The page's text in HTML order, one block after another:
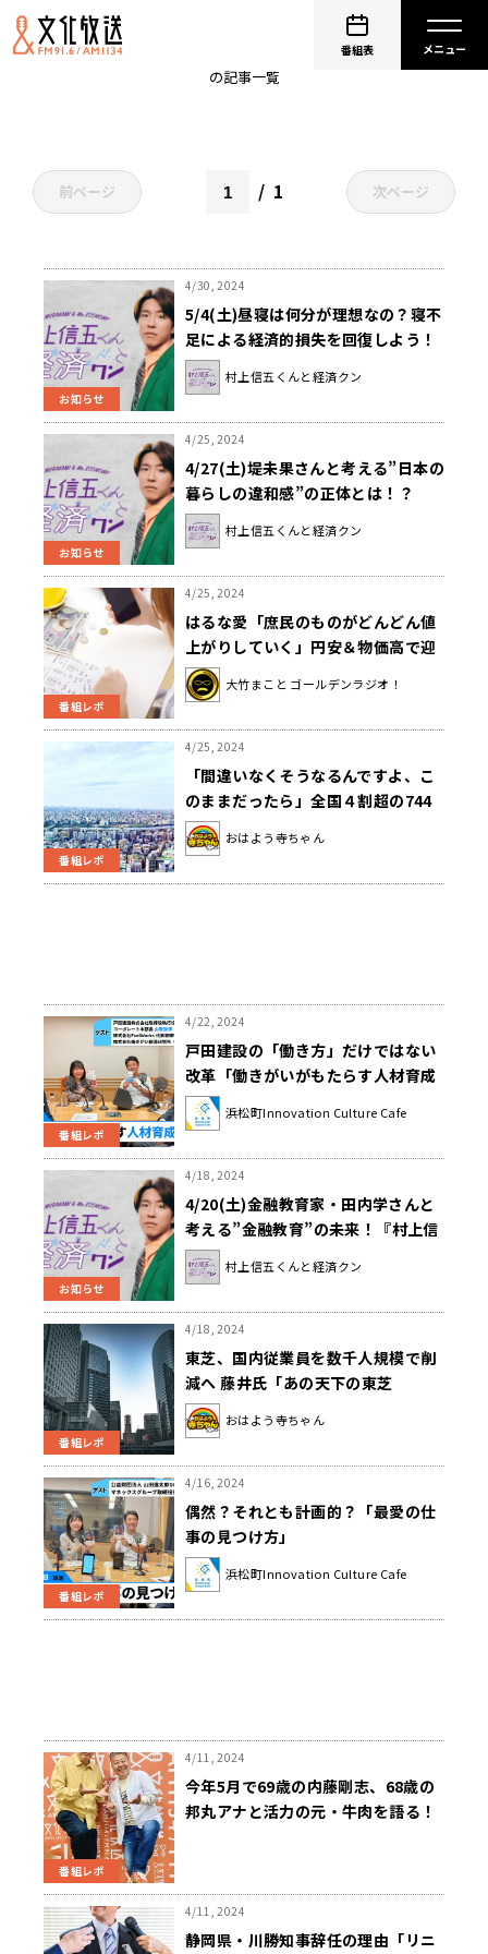
番組表
の記事一覧
前ページ 1 次ページ
お知らせ
4/30, 2024
5/4(土)昼寝は何分が理想なの？寝不
足による経済的損失を回復しよう！
『村上信五くんと経済クン』
村上信五くんと経済クン
お知らせ
4/25, 2024
4/27(土)堤未果さんと考える”日本の
暮らしの違和感”の正体とは！？
『村上信五くんと経済クン』
村上信五くんと経済クン
番組レポ
4/25, 2024
はるな愛「庶民のものがどんどん値
上がりしていく」円安＆物価高で迎
えるGWへの懸念
大竹まこと ゴールデンラジオ！
番組レポ
4/25, 2024
「間違いなくそうなるんですよ、こ
のままだったら」全国４割超の744
自治体が「消滅可能性」
おはよう寺ちゃん
番組レポ
4/22, 2024
戸田建設の「働き方」だけではない
改革「働きがいがもたらす人材育成
とは」
浜松町Innovation Culture Cafe
お知らせ
4/18, 2024
4/20(土)金融教育家・田内学さんと
考える”金融教育”の未来！『村上信
五くんと経済クン』
村上信五くんと経済クン
番組レポ
4/18, 2024
東芝、国内従業員を数千人規模で削
減へ 藤井氏「あの天下の東芝
が……」
おはよう寺ちゃん
番組レポ
4/16, 2024
偶然？それとも計画的？「最愛の仕
事の見つけ方」
浜松町Innovation Culture Cafe
番組レポ
4/11, 2024
今年5月で69歳の内藤剛志、68歳の
邦丸アナと活力の元・牛肉を語る！
4/11, 2024
静岡県・川勝知事辞任の理由「リニ